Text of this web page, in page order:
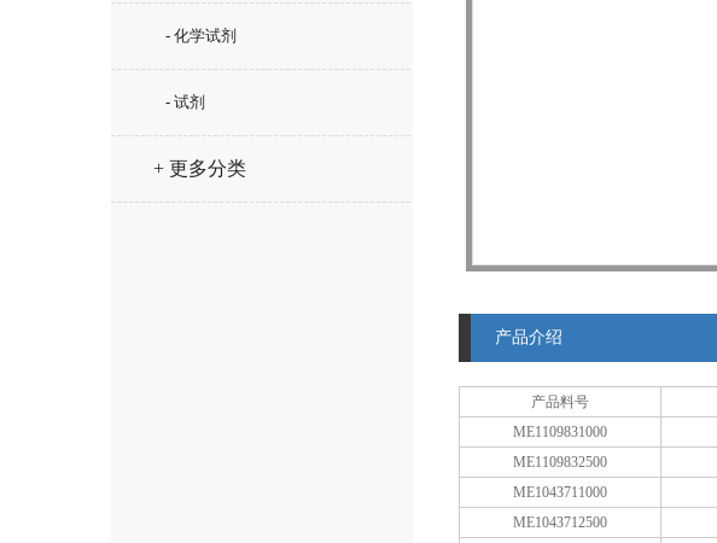
- 化学试剂
- 试剂
+ 更多分类
产品介绍
产品料号
ME1109831000
ME1109832500
ME1043711000
ME1043712500